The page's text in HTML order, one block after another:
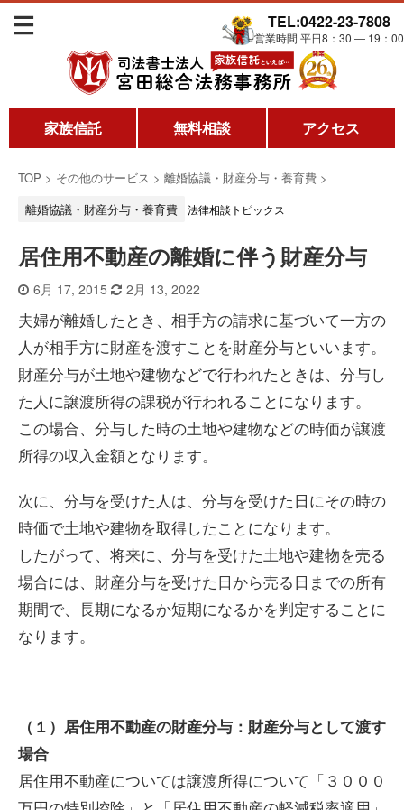
TEL:0422-23-7808
営業時間 平日8：30 ― 19：00
家族信託 無料相談 アクセス
TOP > その他のサービス > 離婚協議・財産分与・養育費 >
離婚協議・財産分与・養育費
法律相談トピックス
居住用不動産の離婚に伴う財産分与
6月 17, 2015 2月 13, 2022
夫婦が離婚したとき、相手方の請求に基づいて一方の
人が相手方に財産を渡すことを財産分与といいます。
財産分与が土地や建物などで行われたときは、分与し
た人に譲渡所得の課税が行われることになります。
この場合、分与した時の土地や建物などの時価が譲渡
所得の収入金額となります。
次に、分与を受けた人は、分与を受けた日にその時の
時価で土地や建物を取得したことになります。
したがって、将来に、分与を受けた土地や建物を売る
場合には、財産分与を受けた日から売る日までの所有
期間で、長期になるか短期になるかを判定することに
なります。
（１）居住用不動産の財産分与：財産分与として渡す
場合
居住用不動産については譲渡所得について「３０００